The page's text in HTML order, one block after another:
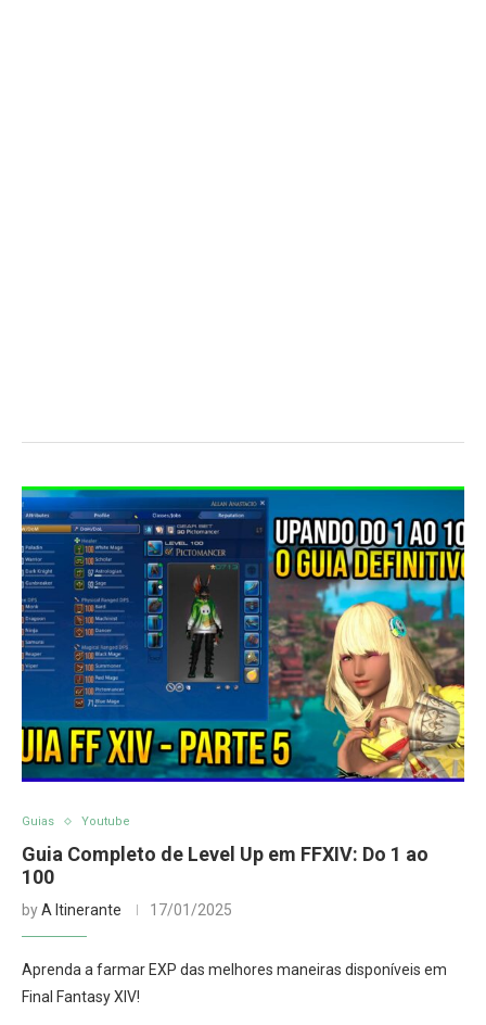
Guias Youtube
Guia Completo de Level Up em FFXIV: Do 1 ao
100
byA Itinerante 17/01/2025
Aprenda a farmar EXP das melhores maneiras disponíveis em
Final Fantasy XIV!